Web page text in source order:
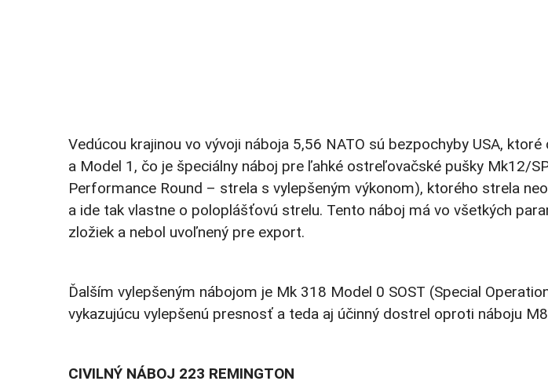
Vedúcou krajinou vo vývoji náboja 5,56 NATO sú bezpochyby USA,
a Model 1, čo je špeciálny náboj pre ľahké ostreľovačské pušky Mk12/
Performance Round – strela s vylepšeným výkonom), ktorého strela
a ide tak vlastne o poloplášťovú strelu. Tento náboj má vo všetkých
zložiek a nebol uvoľnený pre export.
Ďalším vylepšeným nábojom je Mk 318 Model 0 SOST (Special
vykazujúcu vylepšenú presnosť a teda aj účinný dostrel oproti náboju
CIVILNÝ NÁBOJ 223 REMINGTON